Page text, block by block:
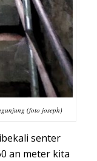
(foto joseph)
senter
an meter kita